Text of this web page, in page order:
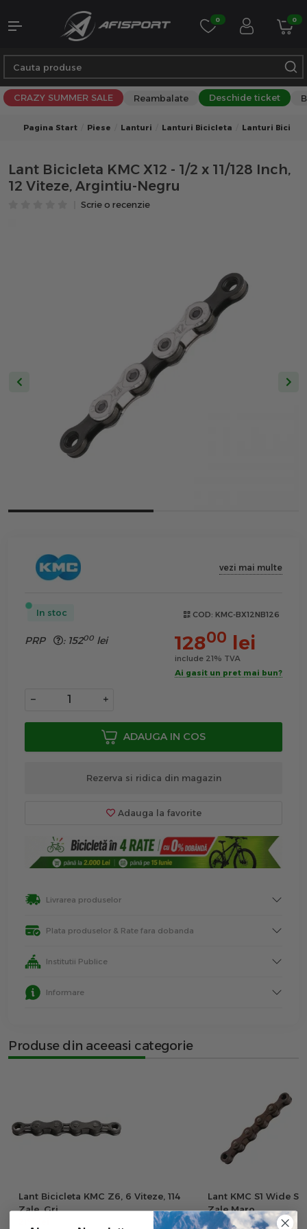
0 0
CRAZY SUMMER SALE Reambalate Deschide ticket
Pagina Start Piese Lanturi Lanturi Bicicleta Lanturi
Lant Bicicleta KMC X12 - 1/2 x 11/128 Inch,
12 Viteze, Argintiu-Negru
Scrie o recenzie
vezi mai multe
In stoc COD: KMC-BX12NB126
PRP : 15200 lei 12800 lei
include 21% TVA
Ai gasit un pret mai bun?
− +
ADAUGA IN COS
Rezerva si ridica din magazin
Adauga la favorite
Livrarea produselor
Plata produselor & Rate fara dobanda
Institutii Publice
Informare
Produse din aceeasi categorie
Lant Bicicleta KMC Z6, 6 Viteze, 114
Zale, Gri
Lant KMC S1 Wide
Zale Maro
21 00 lei